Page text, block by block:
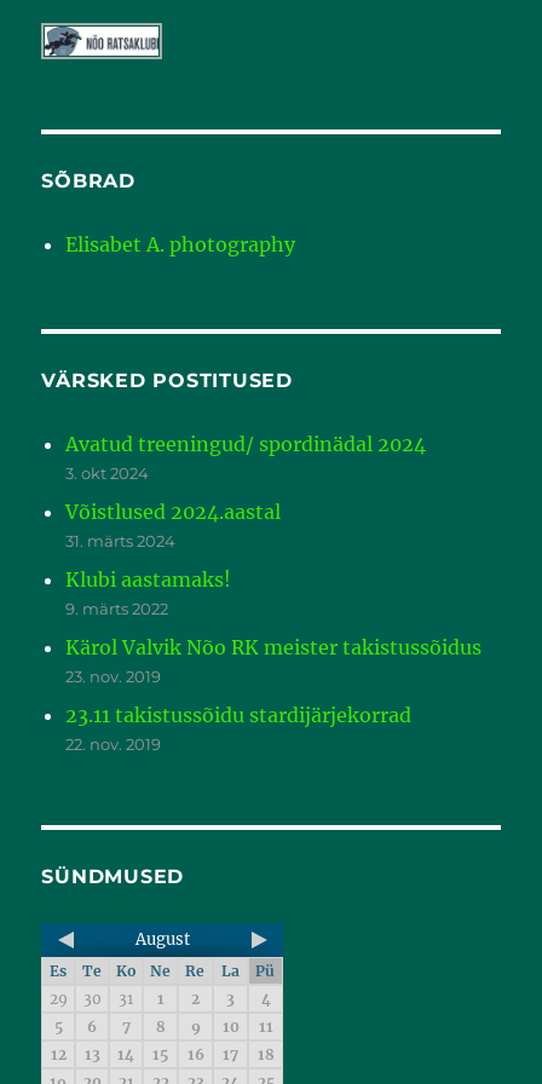
SÕBRAD
Elisabet A. photography
VÄRSKED POSTITUSED
Avatud treeningud/ spordinädal 2024
3. okt 2024
Võistlused 2024.aastal
31. märts 2024
Klubi aastamaks!
9. märts 2022
Kärol Valvik Nõo RK meister takistussõidus
23. nov. 2019
23.11 takistussõidu stardijärjekorrad
22. nov. 2019
SÜNDMUSED
August
Es Te Ko Ne Re La
Pü
29
30 31 1 2 3
4
5
6 7 8 9 10
11
12
13 14 15 16 17
18